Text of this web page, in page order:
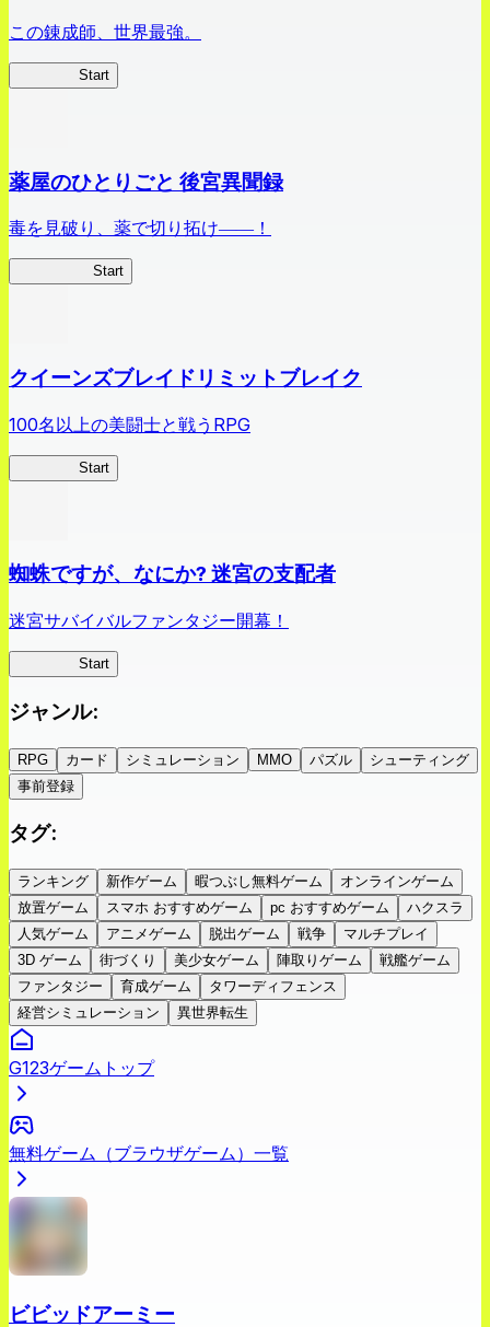
この錬成師、世界最強。
Start
薬屋のひとりごと 後宮異聞録
毒を見破り、薬で切り拓け――！
Start
クイーンズブレイドリミットブレイク
100名以上の美闘士と戦うRPG
Start
蜘蛛ですが、なにか? 迷宮の支配者
迷宮サバイバルファンタジー開幕！
Start
ジャンル:
RPG カード シミュレーション MMO パズル
シューティング
事前登録
タグ:
ランキング 新作ゲーム 暇つぶし無料ゲーム
オンラインゲーム
放置ゲーム
スマホ おすすめゲーム pc おすすめゲーム
ハクスラ
人気ゲーム
アニメゲーム 脱出ゲーム 戦争
マルチプレイ
3D ゲーム
街づくり 美少女ゲーム 陣取りゲーム
戦艦ゲーム
ファンタジー
育成ゲーム
タワーディフェンス
経営シミュレーション
異世界転生
G123ゲームトップ
無料ゲーム（ブラウザゲーム）一覧
ビビッドアーミー